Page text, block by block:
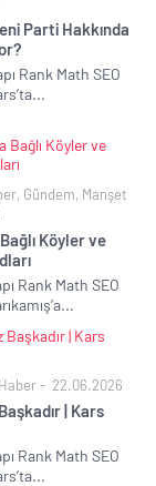
Parti Hakkında
Rank Math SEO
, Gündem, Manşet
Bağlı Köyler ve
Rank Math SEO
22.06.2026
| Kars
Rank Math SEO